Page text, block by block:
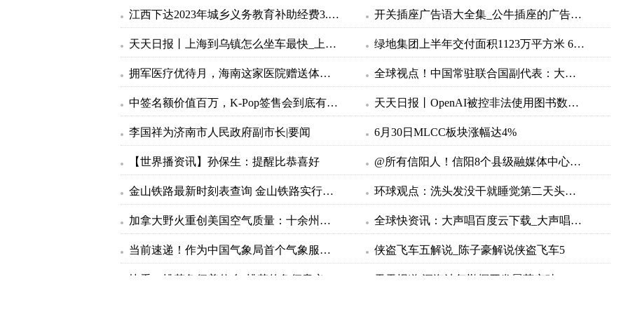
江西下达2023年城乡义务教育补助经费3.95亿元 世界头条 开关插座广告语大全集_公牛插座的广告语是什么|速递
天天日报丨上海到乌镇怎么坐车最快_上海到乌镇怎么坐车 绿地集团上半年交付面积1123万平方米 6月交付616.9万平方米-环球观热点
拥军医疗优待月，海南这家医院赠送体检“爱心包”_当前头条 全球视点！中国常驻联合国副代表：大量武器流入乌克兰 外溢影响和扩散风险与日俱增
中签名额价值百万，K-Pop签售会到底有多赚？ 天天日报丨OpenAI被控非法使用图书数据来训练ChatGPT
李国祥为济南市人民政府副市长|要闻 6月30日MLCC板块涨幅达4%
【世界播资讯】孙保生：提醒比恭喜好 @所有信阳人！信阳8个县级融媒体中心邀您来大象新闻，一起争做“山水茶都，红色信阳”推荐官
金山铁路最新时刻表查询 金山铁路实行新时刻表 环球微头条 环球观点：洗头发没干就睡觉第二天头晕怎么办_头发没吹干睡觉头疼怎么办
加拿大野火重创美国空气质量：十余州发布警报 覆盖全美1/3人口-焦点热闻 全球快资讯：大声唱百度云下载_大声唱mp3下载
当前速递！作为中国气象局首个气象服务示范计划风能太阳能发电精细化气象服务示范计划7月1日启动 侠盗飞车五解说_陈子豪解说侠盗飞车5
天天报道:深海油气勘探开发屡获突破